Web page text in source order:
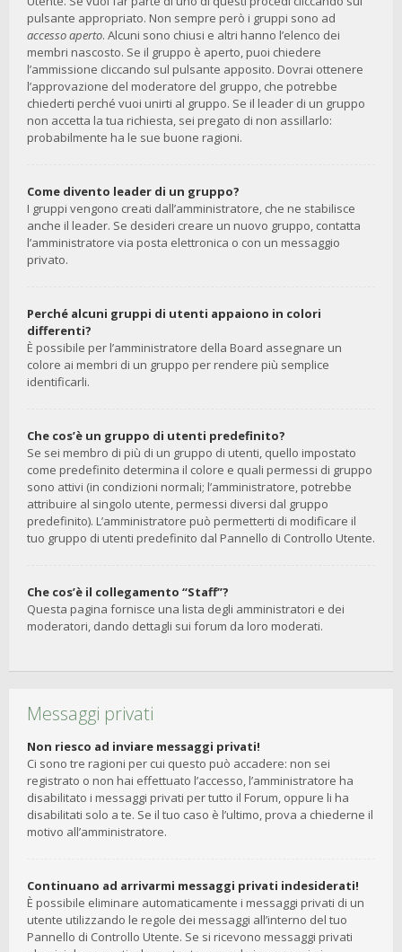
pulsante appropriato. Non sempre però i gruppi sono ad
accesso aperto. Alcuni sono chiusi e altri hanno l’elenco dei
membri nascosto. Se il gruppo è aperto, puoi chiedere
l’ammissione cliccando sul pulsante apposito. Dovrai ottenere
l’approvazione del moderatore del gruppo, che potrebbe
chiederti perché vuoi unirti al gruppo. Se il leader di un gruppo
non accetta la tua richiesta, sei pregato di non assillarlo:
probabilmente ha le sue buone ragioni.
Come divento leader di un gruppo?
I gruppi vengono creati dall’amministratore, che ne stabilisce
anche il leader. Se desideri creare un nuovo gruppo, contatta
l’amministratore via posta elettronica o con un messaggio
privato.
Perché alcuni gruppi di utenti appaiono in colori
differenti?
È possibile per l’amministratore della Board assegnare un
colore ai membri di un gruppo per rendere più semplice
identificarli.
Che cos’è un gruppo di utenti predefinito?
Se sei membro di più di un gruppo di utenti, quello impostato
come predefinito determina il colore e quali permessi di gruppo
sono attivi (in condizioni normali; l’amministratore, potrebbe
attribuire al singolo utente, permessi diversi dal gruppo
predefinito). L’amministratore può permetterti di modificare il
tuo gruppo di utenti predefinito dal Pannello di Controllo Utente.
Che cos’è il collegamento “Staff”?
Questa pagina fornisce una lista degli amministratori e dei
moderatori, dando dettagli sui forum da loro moderati.
Messaggi privati
Non riesco ad inviare messaggi privati!
Ci sono tre ragioni per cui questo può accadere: non sei
registrato o non hai effettuato l’accesso, l’amministratore ha
disabilitato i messaggi privati per tutto il Forum, oppure li ha
disabilitati solo a te. Se il tuo caso è l’ultimo, prova a chiederne il
motivo all’amministratore.
Continuano ad arrivarmi messaggi privati indesiderati!
È possibile eliminare automaticamente i messaggi privati ​​di un
utente utilizzando le regole dei messaggi all’interno del tuo
Pannello di Controllo Utente. Se si ricevono messaggi privati ​​